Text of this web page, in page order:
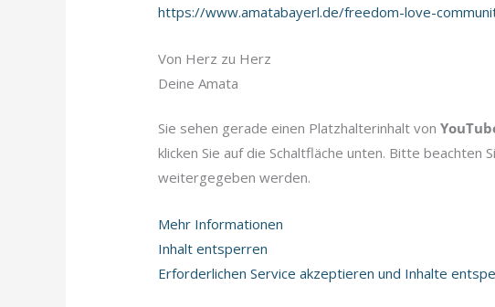
https://www.amatabayerl.de/freedom-love-
Von Herz zu Herz
Deine Amata
Sie sehen gerade einen Platzhalterinhalt von
klicken Sie auf die Schaltfläche unten. Bitte
weitergegeben werden.
Mehr Informationen
Inhalt entsperren
Erforderlichen Service akzeptieren und Inhalte